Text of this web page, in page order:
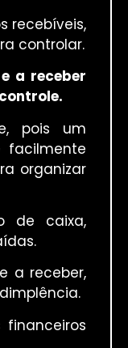
recebíveis,
controlar.
a receber
pois um
facilmente
organizar
de caixa,
a receber,